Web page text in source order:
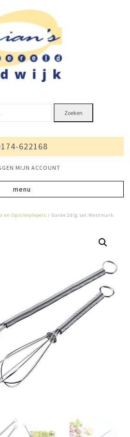
Zoeken
622168
MIJN ACCOUNT
en Opscheplepels / Garde 2dlg set Westmark